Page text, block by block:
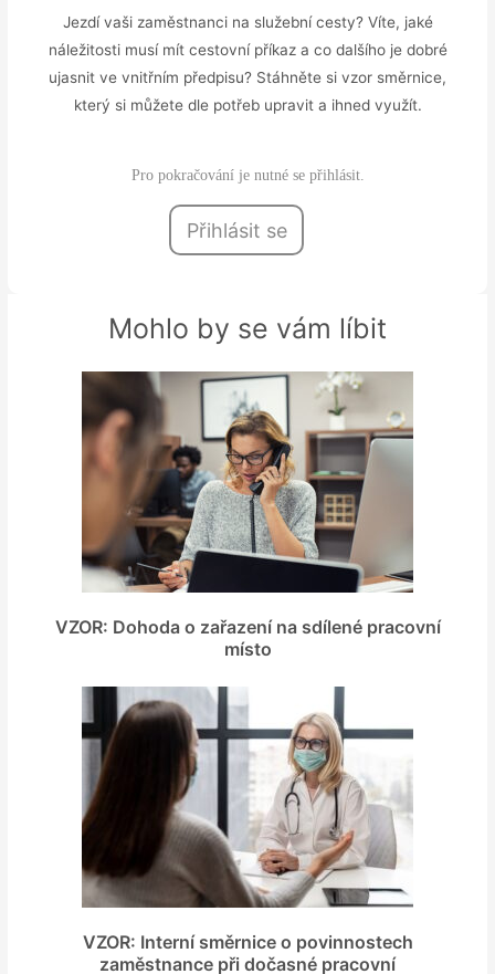
Jezdí vaši zaměstnanci na služební cesty? Víte, jaké
náležitosti musí mít cestovní příkaz a co dalšího je dobré
ujasnit ve vnitřním předpisu? Stáhněte si vzor směrnice,
který si můžete dle potřeb upravit a ihned využít.
Pro pokračování je nutné se přihlásit.
Přihlásit se
Mohlo by se vám líbit
VZOR: Dohoda o zařazení na sdílené pracovní
místo
VZOR: Interní směrnice o povinnostech
zaměstnance při dočasné pracovní